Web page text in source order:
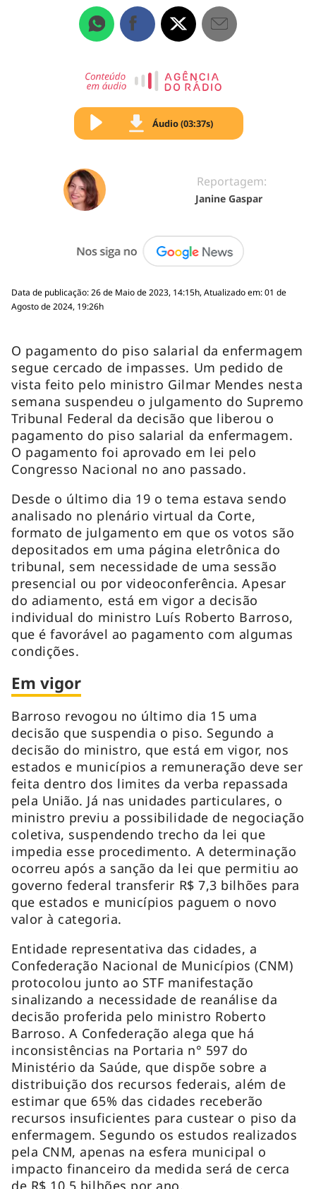
Áudio (03:37s)
Reportagem:
Janine Gaspar
Data de publicação: 26 de Maio de 2023, 14:15h, Atualizado em: 01 de
Agosto de 2024, 19:26h
O pagamento do piso salarial da enfermagem
segue cercado de impasses. Um pedido de
vista feito pelo ministro Gilmar Mendes nesta
semana suspendeu o julgamento do Supremo
Tribunal Federal da decisão que liberou o
pagamento do piso salarial da enfermagem.
O pagamento foi aprovado em lei pelo
Congresso Nacional no ano passado.
Desde o último dia 19 o tema estava sendo
analisado no plenário virtual da Corte,
formato de julgamento em que os votos são
depositados em uma página eletrônica do
tribunal, sem necessidade de uma sessão
presencial ou por videoconferência. Apesar
do adiamento, está em vigor a decisão
individual do ministro Luís Roberto Barroso,
que é favorável ao pagamento com algumas
condições.
Em vigor
Barroso revogou no último dia 15 uma
decisão que suspendia o piso. Segundo a
decisão do ministro, que está em vigor, nos
estados e municípios a remuneração deve ser
feita dentro dos limites da verba repassada
pela União. Já nas unidades particulares, o
ministro previu a possibilidade de negociação
coletiva, suspendendo trecho da lei que
impedia esse procedimento. A determinação
ocorreu após a sanção da lei que permitiu ao
governo federal transferir R$ 7,3 bilhões para
que estados e municípios paguem o novo
valor à categoria.
Entidade representativa das cidades, a
Confederação Nacional de Municípios (CNM)
protocolou junto ao STF manifestação
sinalizando a necessidade de reanálise da
decisão proferida pelo ministro Roberto
Barroso. A Confederação alega que há
inconsistências na Portaria n° 597 do
Ministério da Saúde, que dispõe sobre a
distribuição dos recursos federais, além de
estimar que 65% das cidades receberão
recursos insuficientes para custear o piso da
enfermagem. Segundo os estudos realizados
pela CNM, apenas na esfera municipal o
impacto financeiro da medida será de cerca
de R$ 10,5 bilhões por ano.